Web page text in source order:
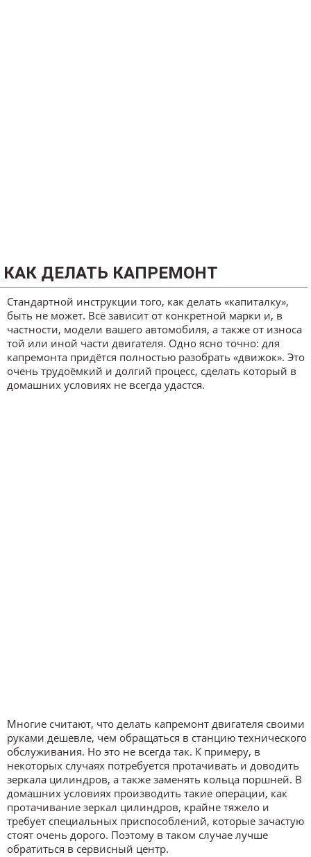
КАК ДЕЛАТЬ КАПРЕМОНТ
Стандартной инструкции того, как делать «капиталку»,
быть не может. Всё зависит от конкретной марки и, в
частности, модели вашего автомобиля, а также от износа
той или иной части двигателя. Одно ясно точно: для
капремонта придётся полностью разобрать «движок». Это
очень трудоёмкий и долгий процесс, сделать который в
домашних условиях не всегда удастся.
Многие считают, что делать капремонт двигателя своими
руками дешевле, чем обращаться в станцию технического
обслуживания. Но это не всегда так. К примеру, в
некоторых случаях потребуется протачивать и доводить
зеркала цилиндров, а также заменять кольца поршней. В
домашних условиях производить такие операции, как
протачивание зеркал цилиндров, крайне тяжело и
требует специальных приспособлений, которые зачастую
стоят очень дорого. Поэтому в таком случае лучше
обратиться в сервисный центр.